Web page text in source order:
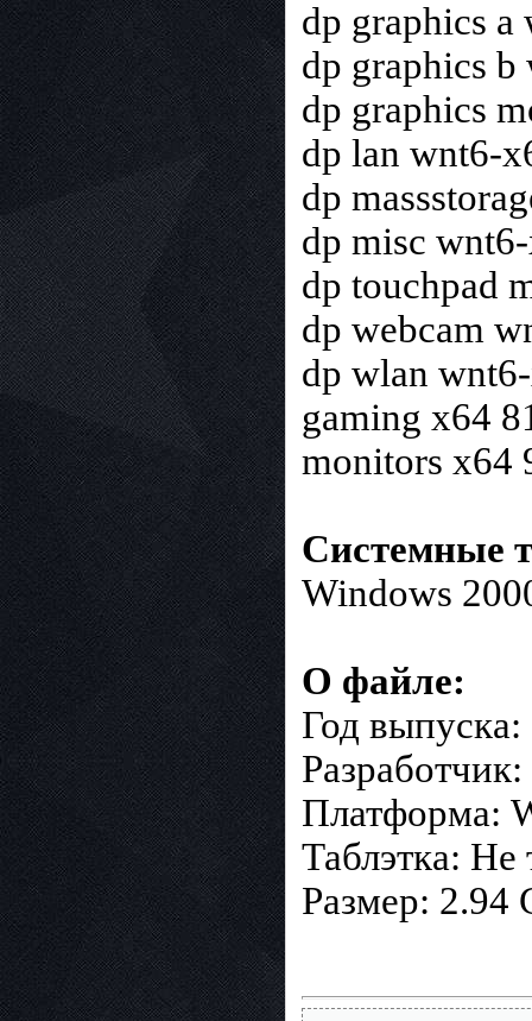
dp graphics a
dp graphics
dp graphics
dp lan wnt6-
dp
dp misc
dp touchpad
dp webcam
dp wlan
gaming x64
monitors x64
Системные
Windows
О файле:
Год выпуска:
Платформа:
Таблэтка: Не
Размер: 2.94